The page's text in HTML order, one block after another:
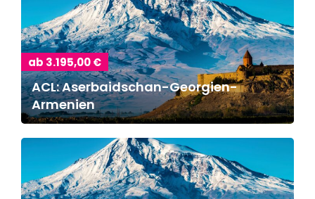
ab 3.195,00 €
ACL: Aserbaidschan-Georgien-
Armenien